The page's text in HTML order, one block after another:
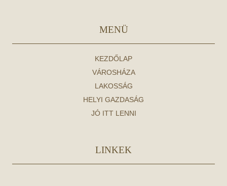
MENÜ
KEZDŐLAP
VÁROSHÁZA
LAKOSSÁG
HELYI GAZDASÁG
JÓ ITT LENNI
LINKEK